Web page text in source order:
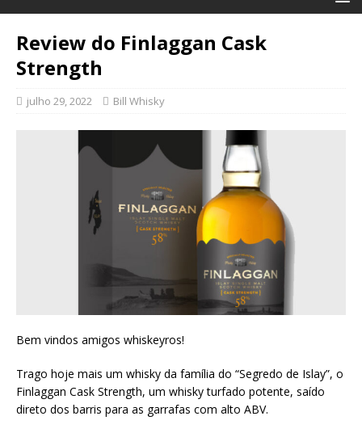
Review do Finlaggan Cask
Strength
julho 29, 2022 Bill Whisky
Bem vindos amigos whiskeyros!
Trago hoje mais um whisky da família do “Segredo de Islay”, o
Finlaggan Cask Strength, um whisky turfado potente, saído
direto dos barris para as garrafas com alto ABV.